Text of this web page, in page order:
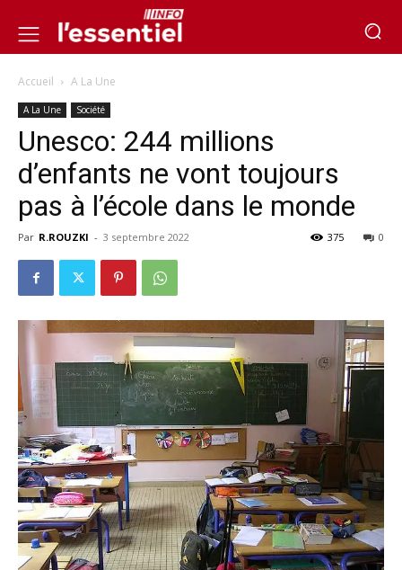
Accueil A La Une
A La Une Société
Unesco: 244 millions
d’enfants ne vont toujours
pas à l’école dans le monde
Par R.ROUZKI - 3 septembre 2022 0
375